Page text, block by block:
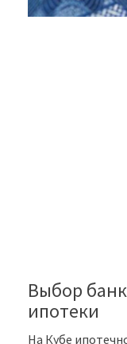
Выбор
ипотеки
На Кубе